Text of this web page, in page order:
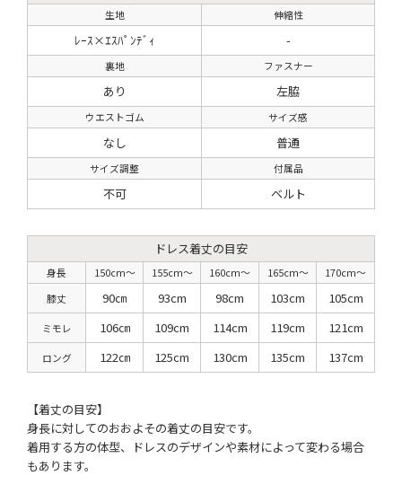
生地 伸縮性
ﾚｰｽ×ｴｽﾊﾟﾝﾃﾞｨ -
裏地 ファスナー
あり 左脇
ウエストゴム サイズ感
なし 普通
サイズ調整 付属品
不可 ベルト
ドレス着丈の目安
身長 150cm〜 155cm〜 160cm〜 165cm〜
170cm〜
膝丈
90㎝ 93cm 98cm 103cm 105cm
ミモレ 106㎝ 109cm 114cm 119cm 121cm
ロング 122㎝ 125cm 130cm 135cm 137cm
【着丈の目安】
身長に対してのおおよその着丈の目安です。
着用する方の体型、ドレスのデザインや素材によって変わる場合
もあります。